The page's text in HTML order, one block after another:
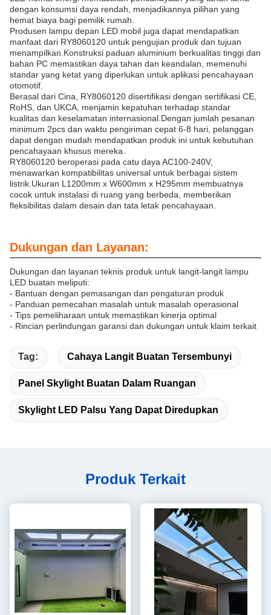
dengan konsumsi daya rendah, menjadikannya pilihan yang
hemat biaya bagi pemilik rumah.
Produsen lampu depan LED mobil juga dapat mendapatkan
manfaat dari RY8060120 untuk pengujian produk dan tujuan
menampilkan.Konstruksi paduan aluminium berkualitas tinggi dan
bahan PC memastikan daya tahan dan keandalan, memenuhi
standar yang ketat yang diperlukan untuk aplikasi pencahayaan
otomotif.
Berasal dari Cina, RY8060120 disertifikasi dengan sertifikasi CE,
RoHS, dan UKCA, menjamin kepatuhan terhadap standar
kualitas dan keselamatan internasional.Dengan jumlah pesanan
minimum 2pcs dan waktu pengiriman cepat 6-8 hari, pelanggan
dapat dengan mudah mendapatkan produk ini untuk kebutuhan
pencahayaan khusus mereka.
RY8060120 beroperasi pada catu daya AC100-240V,
menawarkan kompatibilitas universal untuk berbagai sistem
listrik.Ukuran L1200mm x W600mm x H295mm membuatnya
cocok untuk instalasi di ruang yang berbeda, memberikan
fleksibilitas dalam desain dan tata letak pencahayaan.
Dukungan dan Layanan:
Dukungan dan layanan teknis produk untuk langit-langit lampu
LED buatan meliputi:
- Bantuan dengan pemasangan dan pengaturan produk
- Panduan pemecahan masalah untuk masalah operasional
- Tips pemeliharaan untuk memastikan kinerja optimal
- Rincian perlindungan garansi dan dukungan untuk klaim terkait
Tag: Cahaya Langit Buatan Tersembunyi
Panel Skylight Buatan Dalam Ruangan
Skylight LED Palsu Yang Dapat Diredupkan
Produk Terkait